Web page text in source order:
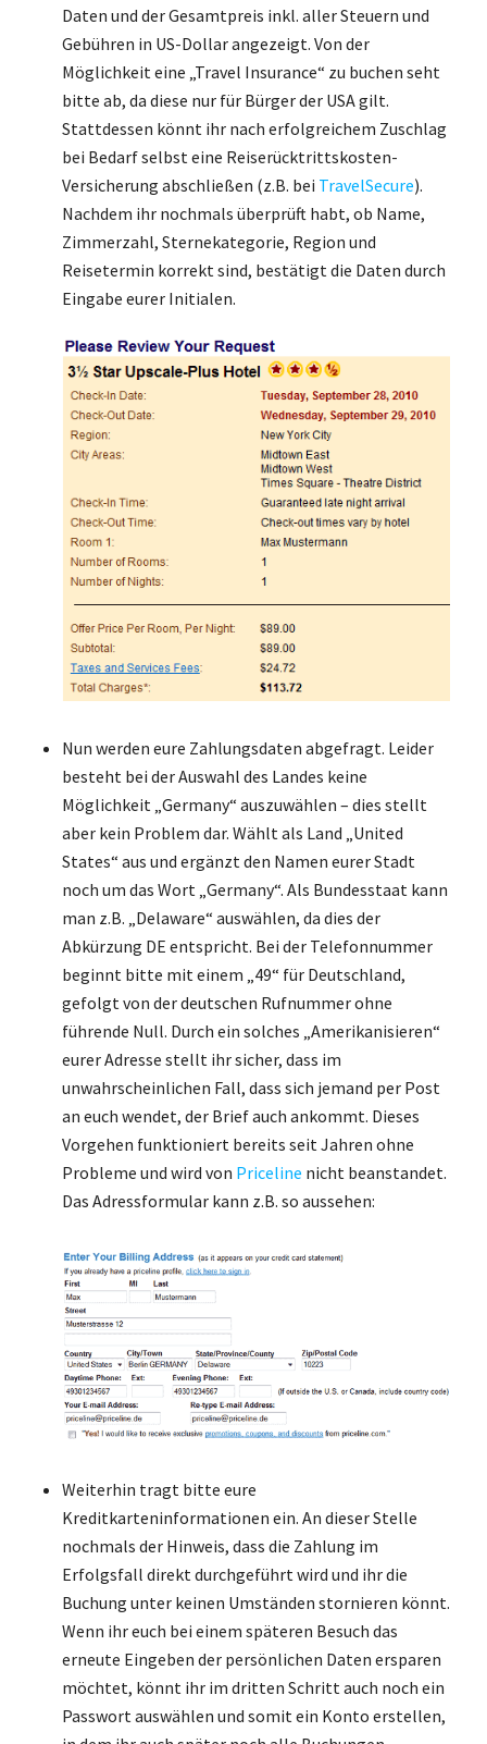
Daten und der Gesamtpreis inkl. aller Steuern und
Gebühren in US-Dollar angezeigt. Von der
Möglichkeit eine „Travel Insurance“ zu buchen seht
bitte ab, da diese nur für Bürger der USA gilt.
Stattdessen könnt ihr nach erfolgreichem Zuschlag
bei Bedarf selbst eine Reiserücktrittskosten-
Versicherung abschließen (z.B. bei TravelSecure).
Nachdem ihr nochmals überprüft habt, ob Name,
Zimmerzahl, Sternekategorie, Region und
Reisetermin korrekt sind, bestätigt die Daten durch
Eingabe eurer Initialen.
Nun werden eure Zahlungsdaten abgefragt. Leider
besteht bei der Auswahl des Landes keine
Möglichkeit „Germany“ auszuwählen – dies stellt
aber kein Problem dar. Wählt als Land „United
States“ aus und ergänzt den Namen eurer Stadt
noch um das Wort „Germany“. Als Bundesstaat kann
man z.B. „Delaware“ auswählen, da dies der
Abkürzung DE entspricht. Bei der Telefonnummer
beginnt bitte mit einem „49“ für Deutschland,
gefolgt von der deutschen Rufnummer ohne
führende Null. Durch ein solches „Amerikanisieren“
eurer Adresse stellt ihr sicher, dass im
unwahrscheinlichen Fall, dass sich jemand per Post
an euch wendet, der Brief auch ankommt. Dieses
Vorgehen funktioniert bereits seit Jahren ohne
Probleme und wird von Priceline nicht beanstandet.
Das Adressformular kann z.B. so aussehen:
Weiterhin tragt bitte eure
Kreditkarteninformationen ein. An dieser Stelle
nochmals der Hinweis, dass die Zahlung im
Erfolgsfall direkt durchgeführt wird und ihr die
Buchung unter keinen Umständen stornieren könnt.
Wenn ihr euch bei einem späteren Besuch das
erneute Eingeben der persönlichen Daten ersparen
möchtet, könnt ihr im dritten Schritt auch noch ein
Passwort auswählen und somit ein Konto erstellen,